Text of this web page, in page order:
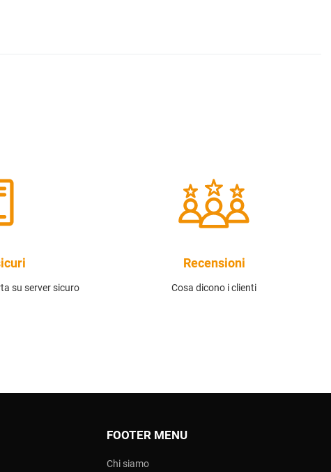
su server sicuro
Recensioni
Cosa dicono i clienti
FOOTER MENU
Chi siamo